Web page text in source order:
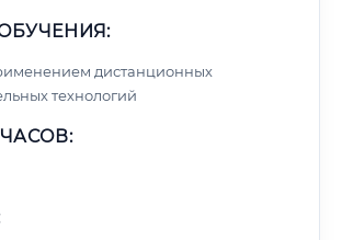
дистанционных
технологий